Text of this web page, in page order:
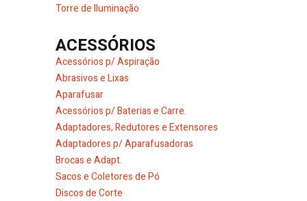
Torre de Iluminação
ACESSÓRIOS
Acessórios p/ Aspiração
Abrasivos e Lixas
Aparafusar
Acessórios p/ Baterias e Carre.
Adaptadores, Redutores e Extensores
Adaptadores p/ Aparafusadoras
Brocas e Adapt.
Sacos e Coletores de Pó
Discos de Corte